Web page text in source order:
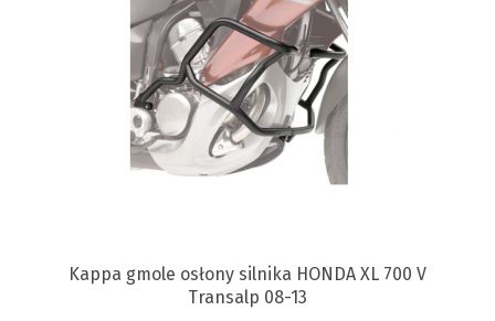
Kappa gmole osłony silnika HONDA XL 700 V
Transalp 08-13